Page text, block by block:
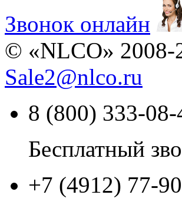
Звонок онлайн
© «NLCO» 2008-
Sale2@nlco.ru
8 (800) 333-08-
Бесплатный
+7 (4912) 77-